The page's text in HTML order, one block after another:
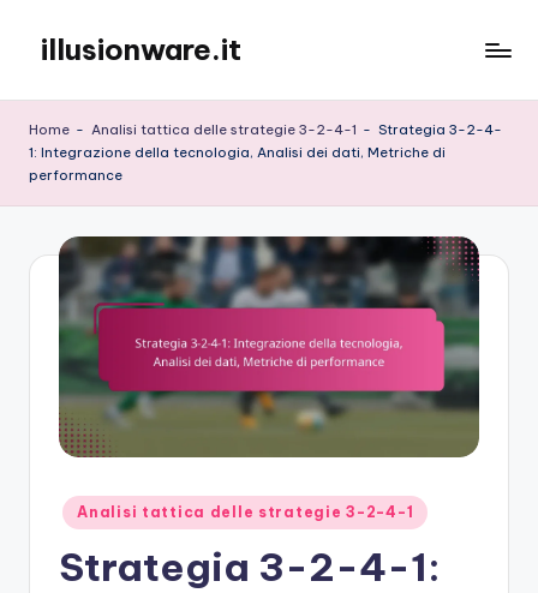
content
illusionware.it
Home - Analisi tattica delle strategie 3-2-4-1 - Strategia 3-2-4-
1: Integrazione della tecnologia, Analisi dei dati, Metriche di
performance
Posted
in
Analisi tattica delle strategie 3-2-4-1
Strategia 3-2-4-1: